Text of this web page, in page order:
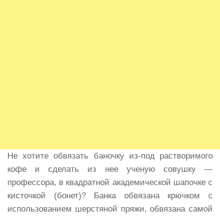
Не хотите обвязать баночку из-под растворимого
кофе и сделать из нее ученую совушку —
профессора, в квадратной академической шапочке с
кисточкой (бонет)? Банка обвязана крючком с
использованием шерстяной пряжи, обвязана самой